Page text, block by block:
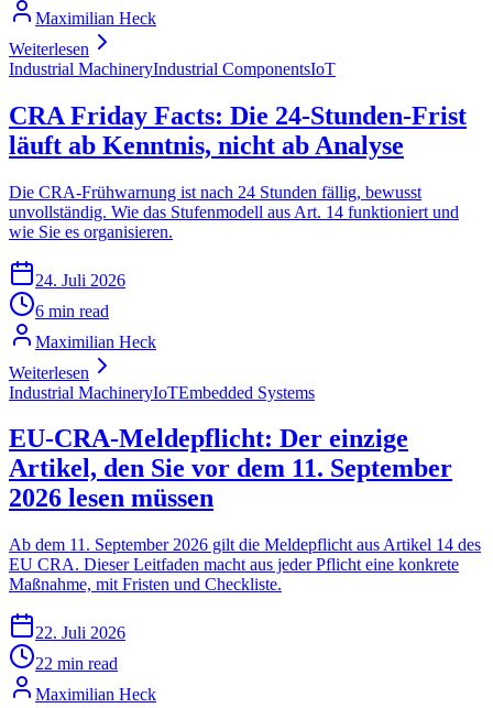
Maximilian Heck
Weiterlesen
Industrial MachineryIndustrial ComponentsIoT
CRA Friday Facts: Die 24-Stunden-Frist
läuft ab Kenntnis, nicht ab Analyse
Die CRA-Frühwarnung ist nach 24 Stunden fällig, bewusst
unvollständig. Wie das Stufenmodell aus Art. 14 funktioniert und
wie Sie es organisieren.
24. Juli 2026
6 min read
Maximilian Heck
Weiterlesen
Industrial MachineryIoTEmbedded Systems
EU-CRA-Meldepflicht: Der einzige
Artikel, den Sie vor dem 11. September
2026 lesen müssen
Ab dem 11. September 2026 gilt die Meldepflicht aus Artikel 14 des
EU CRA. Dieser Leitfaden macht aus jeder Pflicht eine konkrete
Maßnahme, mit Fristen und Checkliste.
22. Juli 2026
22 min read
Maximilian Heck